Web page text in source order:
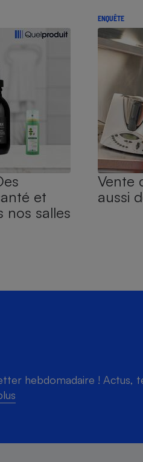
et
nos salles
ENQUÊTE
Vente
aussi
hebdomadaire ! Actus,